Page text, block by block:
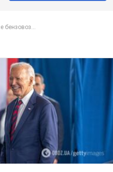
Джо Байдена
который
раке
должного внимания